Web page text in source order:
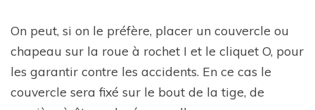
On peut, si on le préfère, placer un couvercle ou
chapeau sur la roue à rochet I et le cliquet O, pour
les garantir contre les accidents. En ce cas le
couvercle sera fixé sur le bout de la tige, de